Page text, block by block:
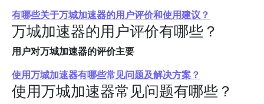
有哪些关于万城加速器的用户评价和使用建议？
万城加速器的用户评价有哪些？
用户对万城加速器的评价主要
使用万城加速器有哪些常见问题及解决方案？
使用万城加速器常见问题有哪些？